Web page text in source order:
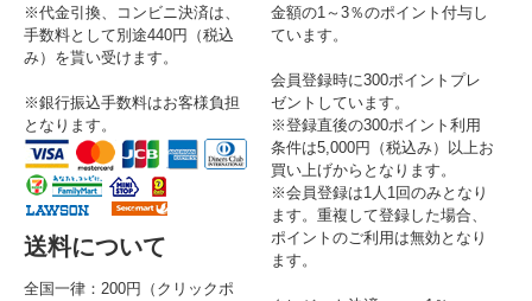
※代金引換、コンビニ決済は、
手数料として別途440円（税込
み）を貰い受けます。
※銀行振込手数料はお客様負担
となります。
送料について
全国一律：200円（クリックポ
金額の1～3％のポイント付与し
ています。
会員登録時に300ポイントプレ
ゼントしています。
※登録直後の300ポイント利用
条件は5,000円（税込み）以上お
買い上げからとなります。
※会員登録は1人1回のみとなり
ます。重複して登録した場合、
ポイントのご利用は無効となり
ます。